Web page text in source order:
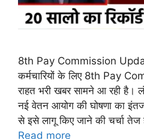
8th Pay Commission
कर्मचारियों के लिए 8th Pay
राहत भरी खबर सामने आ रही है।
नई वेतन आयोग की घोषणा का
से इसे लागू किए जाने की चर्चा
Read more